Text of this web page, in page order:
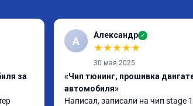
за
А Александр ✓
★★★★★
30 мая 2025
«Чип тюнинг, прошивка
автомобиля»
Написал, записали на чип stage